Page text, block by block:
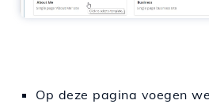
Op deze pagina voegen